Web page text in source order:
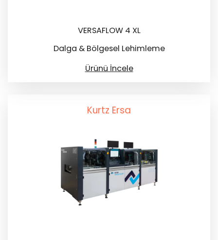
VERSAFLOW 4 XL
Dalga & Bölgesel Lehimleme
Ürünü İncele
Kurtz Ersa